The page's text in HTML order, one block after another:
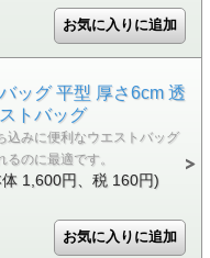
ッグ 平型 厚さ6cm 透
トバッグ
込みに便利なウエストバッグ
のに最適です。
1,600円、税 160円)